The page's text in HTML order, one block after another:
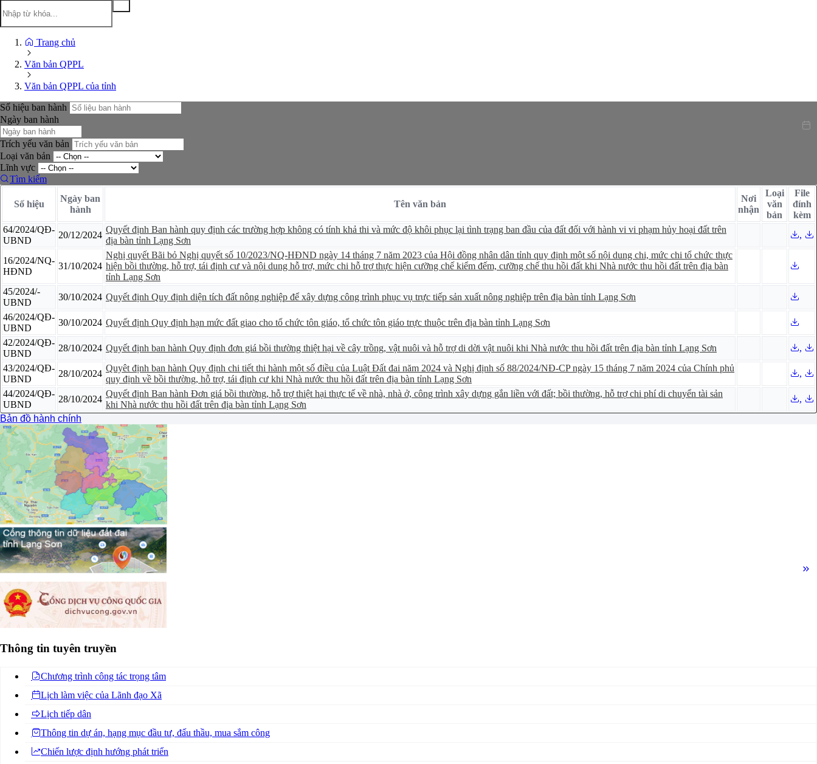
Trang chủ
Văn bản QPPL
Văn bản QPPL của tỉnh
Số hiệu ban hành
Ngày ban hành
Trích yếu văn bản
Loại văn bản
Lĩnh vực
Tìm kiếm
Số hiệu
Ngày ban
hành
Tên văn bản
Nơi
nhận
Loại
văn
bản
File
đính
kèm
64/2024/QĐ-
UBND
20/12/2024
Quyết định Ban hành quy định các trường hợp không có tính khả thi và mức độ khôi phục lại tình trạng ban đầu của đất đối với hành vi vi phạm hủy hoại đất trên
địa bàn tỉnh Lạng Sơn
,
16/2024/NQ-
HĐND
31/10/2024
Nghị quyết Bãi bỏ Nghị quyết số 10/2023/NQ-HĐND ngày 14 tháng 7 năm 2023 của Hội đồng nhân dân tỉnh quy định một số nội dung chi, mức chi tổ chức thực
hiện bồi thường, hỗ trợ, tái định cư và nội dung hỗ trợ, mức chi hỗ trợ thực hiện cưỡng chế kiểm đếm, cưỡng chế thu hồi đất khi Nhà nước thu hồi đất trên địa bàn
tỉnh Lạng Sơn
45/2024/-
UBND
30/10/2024 Quyết định Quy định diện tích đất nông nghiệp để xây dựng công trình phục vụ trực tiếp sản xuất nông nghiệp trên địa bàn tỉnh Lạng Sơn
46/2024/QĐ-
UBND
30/10/2024 Quyết định Quy định hạn mức đất giao cho tổ chức tôn giáo, tổ chức tôn giáo trực thuộc trên địa bàn tỉnh Lạng Sơn
42/2024/QĐ-
UBND
28/10/2024 Quyết định ban hành Quy định đơn giá bồi thường thiệt hại về cây trồng, vật nuôi và hỗ trợ di dời vật nuôi khi Nhà nước thu hồi đất trên địa bàn tỉnh Lạng Sơn
,
43/2024/QĐ-
UBND
28/10/2024
Quyêt định ban hành Quy định chi tiết thi hành một số điều của Luật Đất đai năm 2024 và Nghị định số 88/2024/NĐ-CP ngày 15 tháng 7 năm 2024 của Chính phủ
quy định về bồi thường, hỗ trợ, tái định cư khi Nhà nước thu hồi đất trên địa bàn tỉnh Lạng Sơn
,
44/2024/QĐ-
UBND
28/10/2024
Quyết định Ban hành Đơn giá bồi thường, hỗ trợ thiệt hại thực tế về nhà, nhà ở, công trình xây dựng gắn liền với đất; bồi thường, hỗ trợ chi phí di chuyển tài sản
khi Nhà nước thu hồi đất trên địa bàn tỉnh Lạng Sơn
,
Bản đồ hành chính
Thông tin tuyên truyền
Chương trình công tác trọng tâm
Lịch làm việc của Lãnh đạo Xã
Lịch tiếp dân
Thông tin dự án, hạng mục đầu tư, đấu thầu, mua sắm công
Chiến lược định hướng phát triển